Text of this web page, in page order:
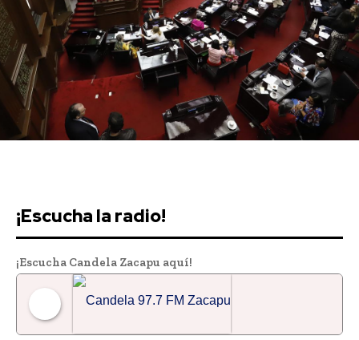
¡Escucha la radio!
¡Escucha Candela Zacapu aquí!